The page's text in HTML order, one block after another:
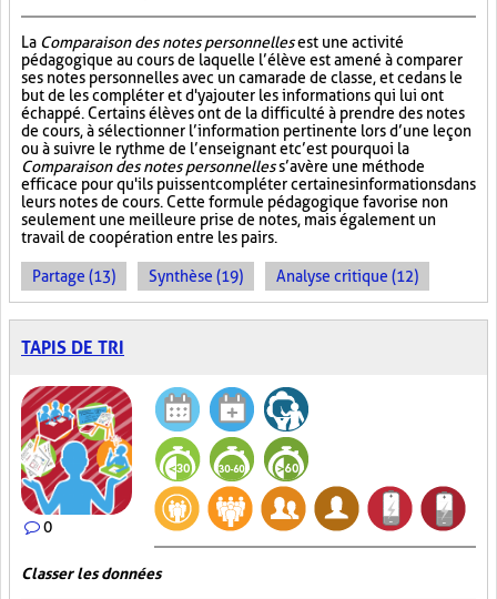
La Comparaison des notes personnellesest une activité
pédagogique au cours de laquelle l’élève est amené à comparer
ses notes personnelles avec un camarade de classe, et ce dans le
but de les compléter et d'y ajouter les informations qui lui ont
échappé. Certains élèves ont de la difficulté à prendre des notes
de cours, à sélectionner l’information pertinente lors d’une leçon
ou à suivre le rythme de l’enseignant et c’est pourquoi la
Comparaison des notes personnelless’avère une méthode
efficace pour qu'ils puissent compléter certaines informations dans
leurs notes de cours. Cette formule pédagogique favorise non
seulement une meilleure prise de notes, mais également un
travail de coopération entre les pairs.
Partage (13) Synthèse (19) Analyse critique (12)
TAPIS DE TRI
0
Classer les données